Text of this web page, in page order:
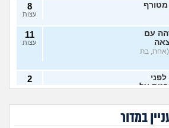
8
עצות
עם
(אחת, בת
11
עצות
לפני
על
2
יפה?
במדור
השמנתי 30 קילו, איך
שזה המשקל שלי
עכשיו?
הליקס בצד ימין - זה